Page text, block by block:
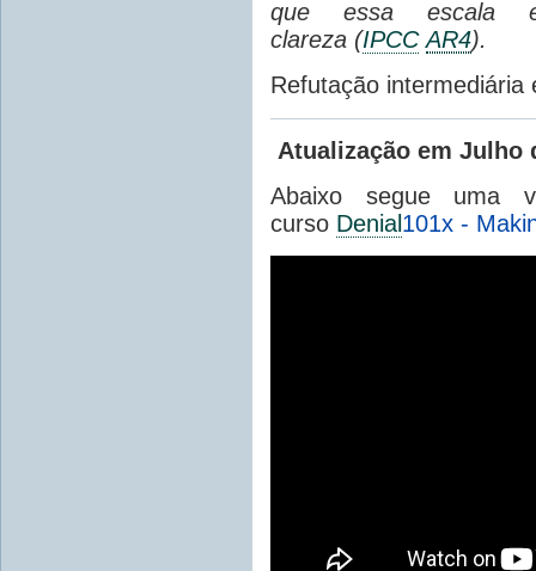
que essa escala
clareza (IPCC AR4).
Refutação intermediária
Atualização em Julho
Abaixo segue uma
curso Denial 101x -